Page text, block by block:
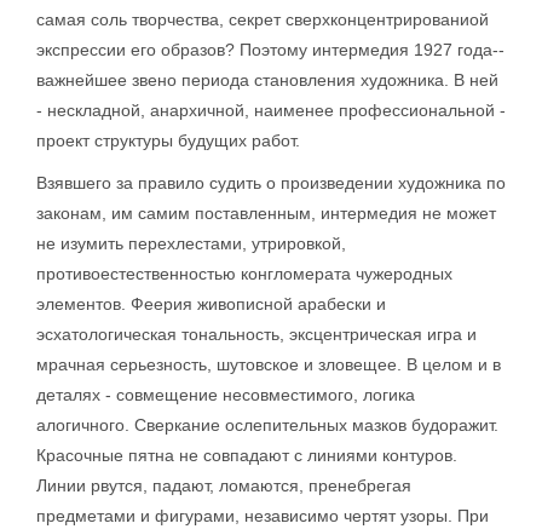
самая соль творчества, секрет сверхконцентрированиой
экспрессии его образов? Поэтому интермедия 1927 года--
важнейшее звено периода становления художника. В ней
- нескладной, анархичной, наименее профессиональной -
проект структуры будущих работ.
Взявшего за правило судить о произведении художника по
законам, им самим поставленным, интермедия не может
не изумить перехлестами, утрировкой,
противоестественностью конгломерата чужеродных
элементов. Феерия живописной арабески и
эсхатологическая тональность, эксцентрическая игра и
мрачная серьезность, шутовское и зловещее. В целом и в
деталях - совмещение несовместимого, логика
алогичного. Сверкание ослепительных мазков будоражит.
Красочные пятна не совпадают с линиями контуров.
Линии рвутся, падают, ломаются, пренебрегая
предметами и фигурами, независимо чертят узоры. При